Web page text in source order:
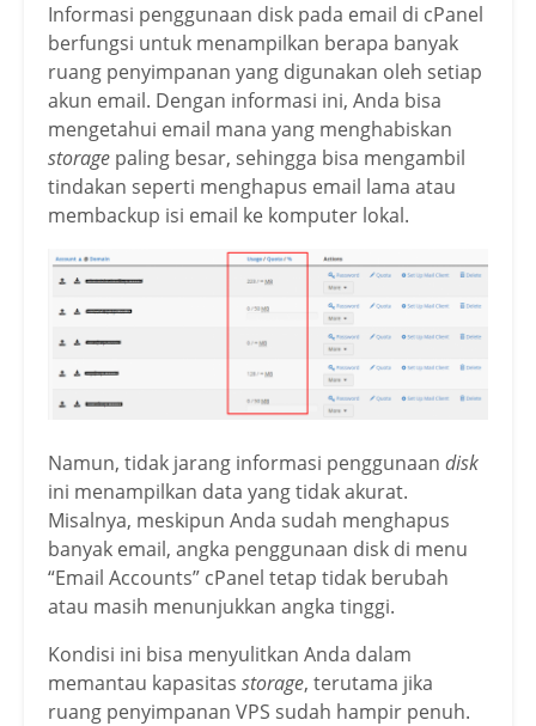
Informasi penggunaan disk pada email di cPanel
berfungsi untuk menampilkan berapa banyak
ruang penyimpanan yang digunakan oleh setiap
akun email. Dengan informasi ini, Anda bisa
mengetahui email mana yang menghabiskan
storage paling besar, sehingga bisa mengambil
tindakan seperti menghapus email lama atau
membackup isi email ke komputer lokal.
Namun, tidak jarang informasi penggunaan disk
ini menampilkan data yang tidak akurat.
Misalnya, meskipun Anda sudah menghapus
banyak email, angka penggunaan disk di menu
“Email Accounts” cPanel tetap tidak berubah
atau masih menunjukkan angka tinggi.
Kondisi ini bisa menyulitkan Anda dalam
memantau kapasitas storage, terutama jika
ruang penyimpanan VPS sudah hampir penuh.